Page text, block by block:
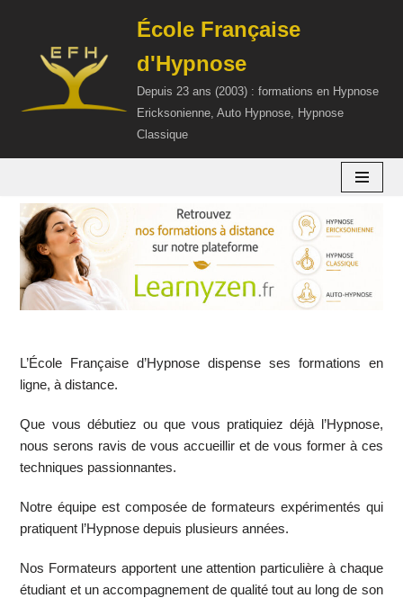
École Française
d'Hypnose
Depuis 23 ans (2003) : formations en Hypnose
Ericksonienne, Auto Hypnose, Hypnose
Classique
L’École Française d’Hypnose dispense ses formations en
ligne, à distance.
Que vous débutiez ou que vous pratiquiez déjà l’Hypnose,
nous serons ravis de vous accueillir et de vous former à ces
techniques passionnantes.
Notre équipe est composée de formateurs expérimentés qui
pratiquent l’Hypnose depuis plusieurs années.
Nos Formateurs apportent une attention particulière à chaque
étudiant et un accompagnement de qualité tout au long de son